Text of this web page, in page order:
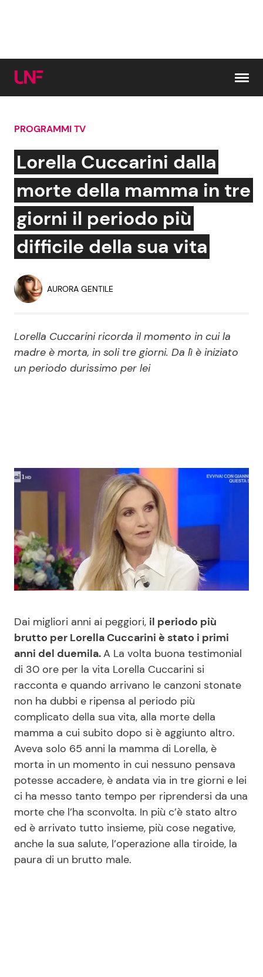
Cerca:
News e Cronaca
Attualità Italiana
Dal Mondo
Economia
Persone Scomparse
Politica
Gossip e TV
Bellezze VIP
Coppie VIP
Reality e Talent
Soap Opera
News Musica
Benessere
Casa
Mondo Mamma
News benessere
Salute
Viaggi e Turismo
Festività
Cucina e Ricette
Consigli di Cucina
Le Ricette in TV
Primi Piatti
Ricette Facili e Veloci
Ricette Feste
Ricette per Bambini
Seguici
PROGRAMMI TV
Lorella Cuccarini dalla
morte della mamma in tre
giorni il periodo più
difficile della sua vita
AURORA GENTILE
Lorella Cuccarini ricorda il momento in cui la
madre è morta, in soli tre giorni. Da lì è iniziato
un periodo durissimo per lei
Dai migliori anni ai peggiori, il periodo più
brutto per Lorella Cuccarini è stato i primi
anni del duemila.A La volta buona testimonial
di 30 ore per la vita Lorella Cuccarini si
racconta e quando arrivano le canzoni stonate
non ha dubbi e ripensa al periodo più
complicato della sua vita, alla morte della
mamma a cui subito dopo si è aggiunto altro.
Aveva solo 65 anni la mamma di Lorella, è
morta in un momento in cui nessuno pensava
potesse accadere, è andata via in tre giorni e lei
ci ha messo tanto tempo per riprendersi da una
morte che l’ha sconvolta. In più c’è stato altro
ed è arrivato tutto insieme, più cose negative,
anche la sua salute, l’operazione alla tiroide, la
paura di un brutto male.